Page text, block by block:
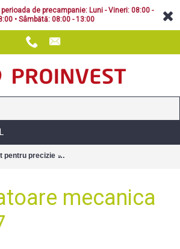
de precampanie: Luni - Vineri: 08:00 -
• Sâmbătă: 08:00 - 13:00
pentru precizie
mecanica